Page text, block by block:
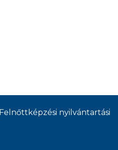
Felnőttképzési nyilvántartási